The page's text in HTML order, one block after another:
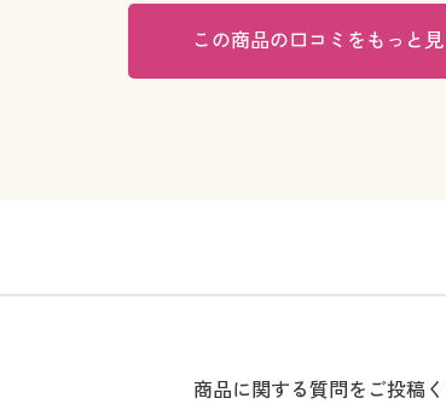
この商品の口コミをもっと見
商品に関する質問をご投稿く